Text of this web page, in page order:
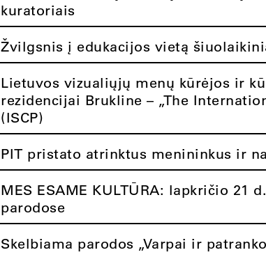
kuratoriais
Žvilgsnis į edukacijos vietą
Lietuvos vizualiųjų menų kūrėjos ir
rezidencijai Brukline – „The
(ISCP)
PIT pristato atrinktus menininkus ir
MES ESAME KULTŪRA: lapkričio 21
parodose
Skelbiama parodos „Varpai ir